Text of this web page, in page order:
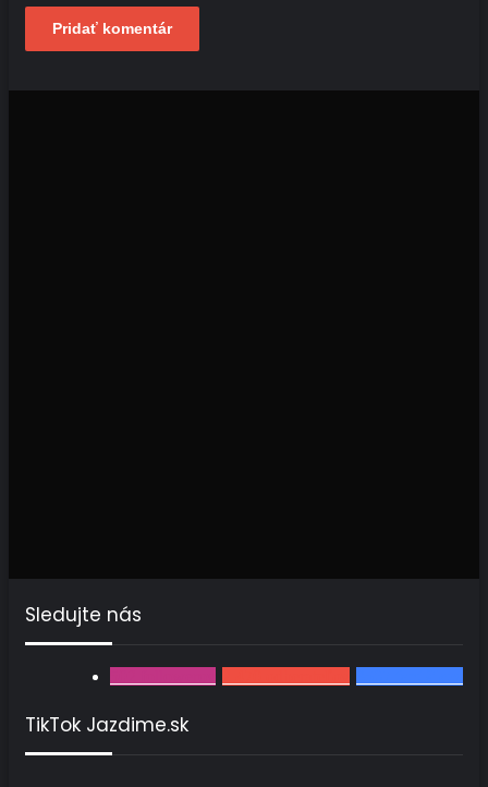
Sledujte nás
TikTok Jazdime.sk